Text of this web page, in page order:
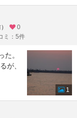
0
ミ：5件
。
が、
1